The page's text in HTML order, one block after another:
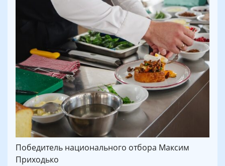
Победитель национального отбора Максим
Приходько